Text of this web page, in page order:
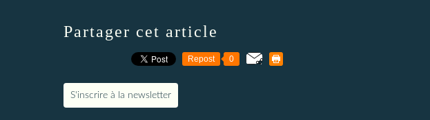
Partager cet article
Repost 0
S'inscrire à la newsletter